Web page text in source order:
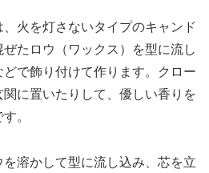
、火を灯さないタイプのキャンド
たロウ（ワックス）を型に流し
で飾り付けて作ります。クロー
に置いたりして、優しい香りを
。
を溶かして型に流し込み、芯を立